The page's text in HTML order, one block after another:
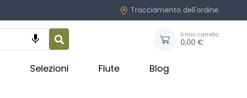
Tracciamento dell'ordine
 Il mio carrello
0,00 €
Selezioni Flute Blog